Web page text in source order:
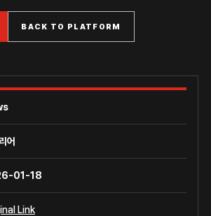
BACK TO PLATFORM
어
01-18
Link